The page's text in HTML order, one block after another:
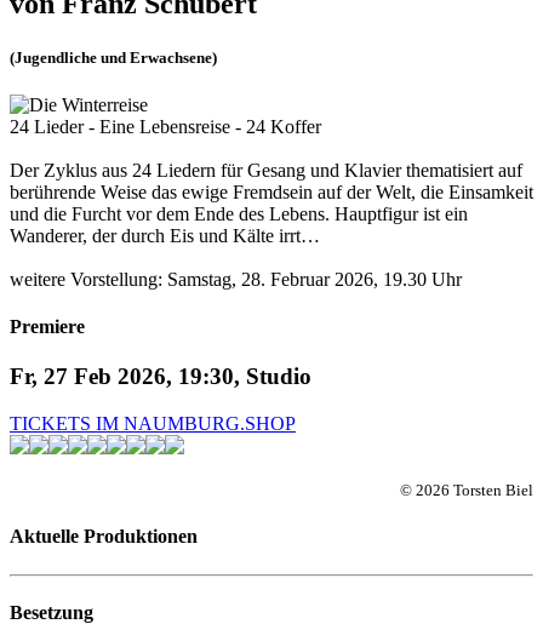
(Jugendliche und Erwachsene)
24 Lieder - Eine Lebensreise - 24 Koffer
Der Zyklus aus 24 Liedern für Gesang und Klavier thematisiert auf
berührende Weise das ewige Fremdsein auf der Welt, die Einsamkeit
und die Furcht vor dem Ende des Lebens. Hauptfigur ist ein
Wanderer, der durch Eis und Kälte irrt…
weitere Vorstellung: Samstag, 28. Februar 2026, 19.30 Uhr
Premiere
Fr, 27 Feb 2026, 19:30, Studio
TICKETS IM NAUMBURG.SHOP
© 2026 Torsten Biel
Aktuelle Produktionen
Besetzung